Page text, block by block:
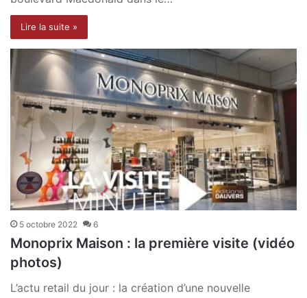
Lire la suite »
5 octobre 2022 6
Monoprix Maison : la première visite (vidéo
photos)
L’actu retail du jour : la création d’une nouvelle